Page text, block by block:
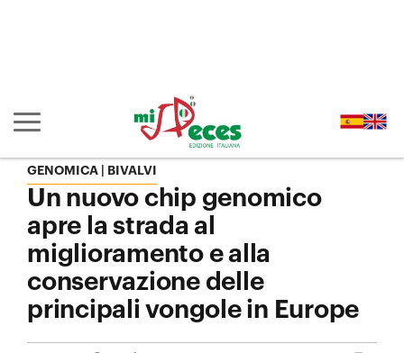
Mostra/nascondi navigazione principale
GENOMICA | BIVALVI
Un nuovo chip genomico
apre la strada al
miglioramento e alla
conservazione delle
principali vongole in Europe